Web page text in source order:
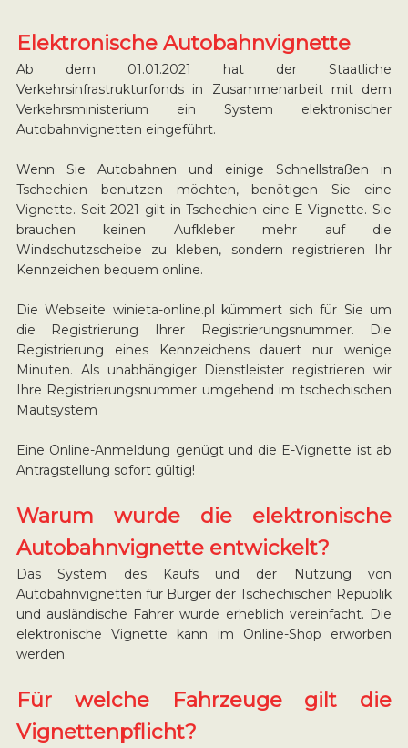
Elektronische Autobahnvignette
Ab dem 01.01.2021 hat der Staatliche
Verkehrsinfrastrukturfonds in Zusammenarbeit mit dem
Verkehrsministerium ein System elektronischer
Autobahnvignetten eingeführt.
Wenn Sie Autobahnen und einige Schnellstraßen in
Tschechien benutzen möchten, benötigen Sie eine
Vignette. Seit 2021 gilt in Tschechien eine E-Vignette. Sie
brauchen keinen Aufkleber mehr auf die
Windschutzscheibe zu kleben, sondern registrieren Ihr
Kennzeichen bequem online.
Die Webseite winieta-online.pl kümmert sich für Sie um
die Registrierung Ihrer Registrierungsnummer. Die
Registrierung eines Kennzeichens dauert nur wenige
Minuten. Als unabhängiger Dienstleister registrieren wir
Ihre Registrierungsnummer umgehend im tschechischen
Mautsystem
Eine Online-Anmeldung genügt und die E-Vignette ist ab
Antragstellung sofort gültig!
Warum wurde die elektronische
Autobahnvignette entwickelt?
Das System des Kaufs und der Nutzung von
Autobahnvignetten für Bürger der Tschechischen Republik
und ausländische Fahrer wurde erheblich vereinfacht. Die
elektronische Vignette kann im Online-Shop erworben
werden.
Für welche Fahrzeuge gilt die
Vignettenpflicht?